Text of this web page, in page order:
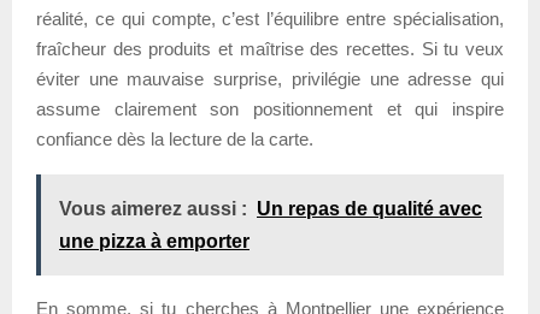
réalité, ce qui compte, c’est l’équilibre entre spécialisation,
fraîcheur des produits et maîtrise des recettes. Si tu veux
éviter une mauvaise surprise, privilégie une adresse qui
assume clairement son positionnement et qui inspire
confiance dès la lecture de la carte.
Vous aimerez aussi : Un repas de qualité avec
une pizza à emporter
En somme, si tu cherches à Montpellier une expérience